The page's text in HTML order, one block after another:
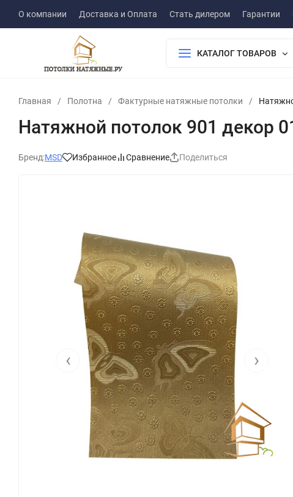
О компании Доставка и Оплата Стать дилером Гарантии
КАТАЛОГ ТОВАРОВ
Главная / Полотна / Фактурные натяжные потолки /
Натяжной потолок 901 декор
Бренд:MSD Избранное Сравнение Поделиться
‹ ›